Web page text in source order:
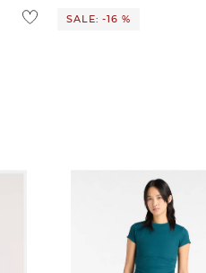
SALE: -16 %